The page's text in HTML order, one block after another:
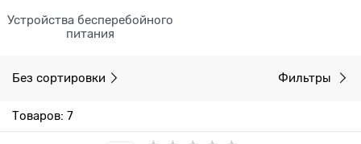
Устройства бесперебойного
питания
Без сортировки Фильтры
Товаров: 7